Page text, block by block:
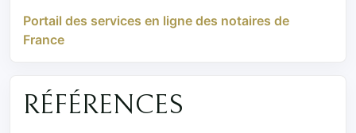
Portail des services en ligne des notaires de
France
RÉFÉRENCES